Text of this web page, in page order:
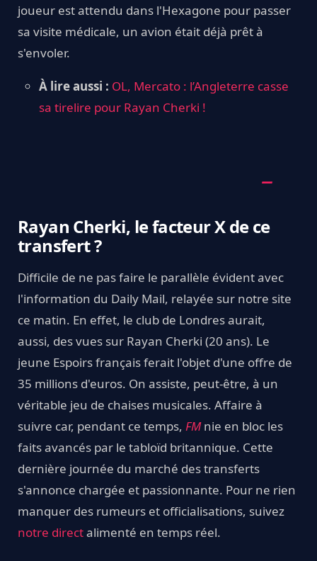
joueur est attendu dans l'Hexagone pour passer
sa visite médicale, un avion était déjà prêt à
s'envoler.
À lire aussi : OL, Mercato : l’Angleterre casse
sa tirelire pour Rayan Cherki !
Rayan Cherki, le facteur X de ce
transfert ?
Difficile de ne pas faire le parallèle évident avec
l'information du Daily Mail, relayée sur notre site
ce matin. En effet, le club de Londres aurait,
aussi, des vues sur Rayan Cherki (20 ans). Le
jeune Espoirs français ferait l'objet d'une offre de
35 millions d'euros. On assiste, peut-être, à un
véritable jeu de chaises musicales. Affaire à
suivre car, pendant ce temps, FMnie en bloc les
faits avancés par le tabloïd britannique. Cette
dernière journée du marché des transferts
s'annonce chargée et passionnante. Pour ne rien
manquer des rumeurs et officialisations, suivez
notre directalimenté en temps réel.